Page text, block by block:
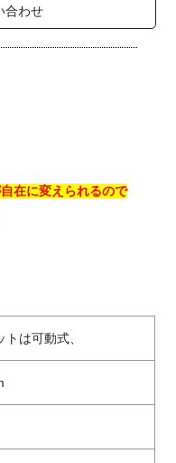
合わせ
在に変えられるので
は可動式、